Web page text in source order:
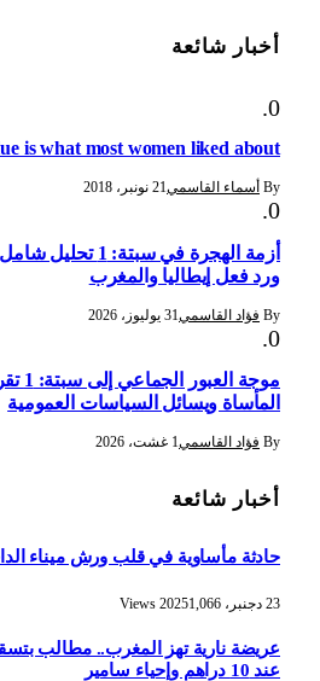
أخبار شائعة
is what most women liked about
By أسماء القاسمي21 نونبر، 2018
أزمة الهجرة في
ورد فعل إيطاليا والمغرب
By فؤاد القاسمي31 يوليوز، 2026
موجة
المأساة ويسائل السياسات العمومية
By فؤاد القاسمي1 غشت، 2026
أخبار شائعة
حادثة مأساوية في قلب ورش ميناء
23 دجنبر، 2025 1,066
Views
عريضة نارية تهز المغرب.. مطالب
عند 10 دراهم وإحياء سامير